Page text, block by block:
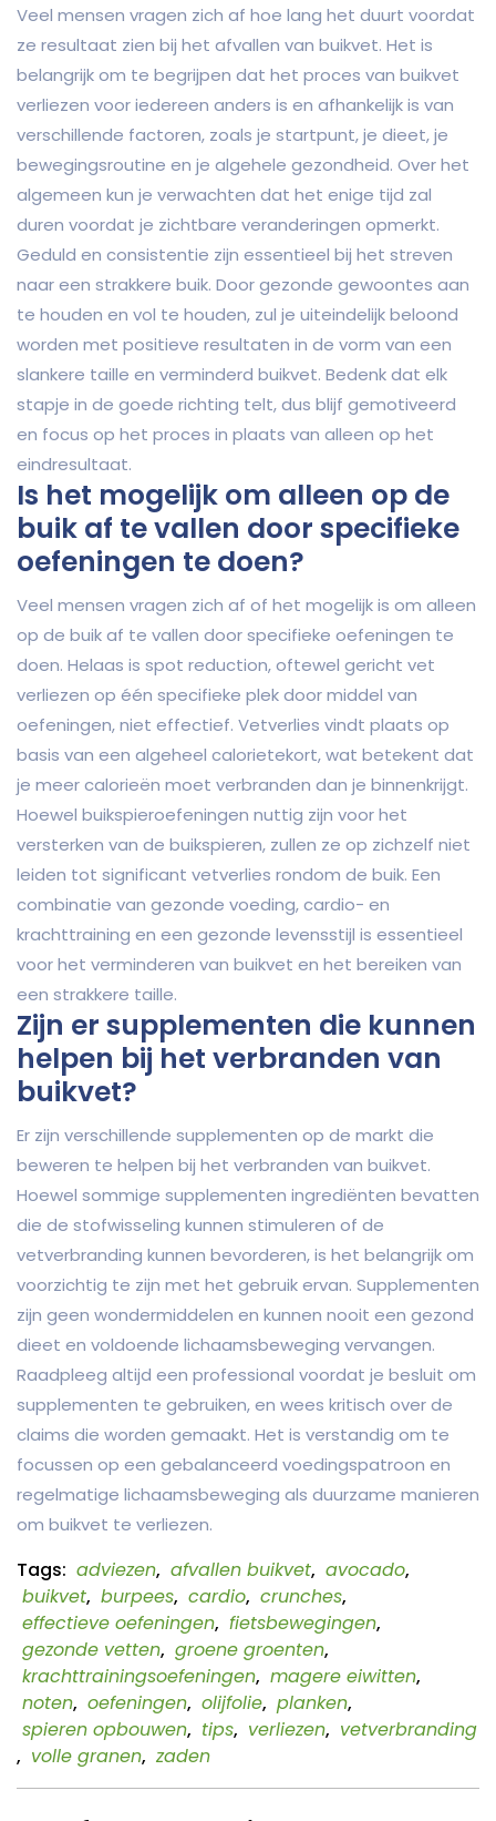
Veel mensen vragen zich af hoe lang het duurt voordat
ze resultaat zien bij het afvallen van buikvet. Het is
belangrijk om te begrijpen dat het proces van buikvet
verliezen voor iedereen anders is en afhankelijk is van
verschillende factoren, zoals je startpunt, je dieet, je
bewegingsroutine en je algehele gezondheid. Over het
algemeen kun je verwachten dat het enige tijd zal
duren voordat je zichtbare veranderingen opmerkt.
Geduld en consistentie zijn essentieel bij het streven
naar een strakkere buik. Door gezonde gewoontes aan
te houden en vol te houden, zul je uiteindelijk beloond
worden met positieve resultaten in de vorm van een
slankere taille en verminderd buikvet. Bedenk dat elk
stapje in de goede richting telt, dus blijf gemotiveerd
en focus op het proces in plaats van alleen op het
eindresultaat.
Is het mogelijk om alleen op de
buik af te vallen door specifieke
oefeningen te doen?
Veel mensen vragen zich af of het mogelijk is om alleen
op de buik af te vallen door specifieke oefeningen te
doen. Helaas is spot reduction, oftewel gericht vet
verliezen op één specifieke plek door middel van
oefeningen, niet effectief. Vetverlies vindt plaats op
basis van een algeheel calorietekort, wat betekent dat
je meer calorieën moet verbranden dan je binnenkrijgt.
Hoewel buikspieroefeningen nuttig zijn voor het
versterken van de buikspieren, zullen ze op zichzelf niet
leiden tot significant vetverlies rondom de buik. Een
combinatie van gezonde voeding, cardio- en
krachttraining en een gezonde levensstijl is essentieel
voor het verminderen van buikvet en het bereiken van
een strakkere taille.
Zijn er supplementen die kunnen
helpen bij het verbranden van
buikvet?
Er zijn verschillende supplementen op de markt die
beweren te helpen bij het verbranden van buikvet.
Hoewel sommige supplementen ingrediënten bevatten
die de stofwisseling kunnen stimuleren of de
vetverbranding kunnen bevorderen, is het belangrijk om
voorzichtig te zijn met het gebruik ervan. Supplementen
zijn geen wondermiddelen en kunnen nooit een gezond
dieet en voldoende lichaamsbeweging vervangen.
Raadpleeg altijd een professional voordat je besluit om
supplementen te gebruiken, en wees kritisch over de
claims die worden gemaakt. Het is verstandig om te
focussen op een gebalanceerd voedingspatroon en
regelmatige lichaamsbeweging als duurzame manieren
om buikvet te verliezen.
Tags: adviezen, afvallen buikvet, avocado,
buikvet, burpees, cardio, crunches,
effectieve oefeningen, fietsbewegingen,
gezonde vetten, groene groenten,
krachttrainingsoefeningen, magere eiwitten,
noten, oefeningen, olijfolie, planken,
spieren opbouwen, tips, verliezen, vetverbranding
, volle granen, zaden